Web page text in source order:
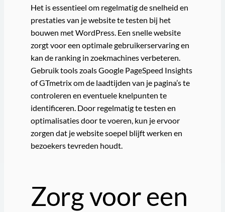
Het is essentieel om regelmatig de snelheid en
prestaties van je website te testen bij het
bouwen met WordPress. Een snelle website
zorgt voor een optimale gebruikerservaring en
kan de ranking in zoekmachines verbeteren.
Gebruik tools zoals Google PageSpeed Insights
of GTmetrix om de laadtijden van je pagina’s te
controleren en eventuele knelpunten te
identificeren. Door regelmatig te testen en
optimalisaties door te voeren, kun je ervoor
zorgen dat je website soepel blijft werken en
bezoekers tevreden houdt.
Zorg voor een